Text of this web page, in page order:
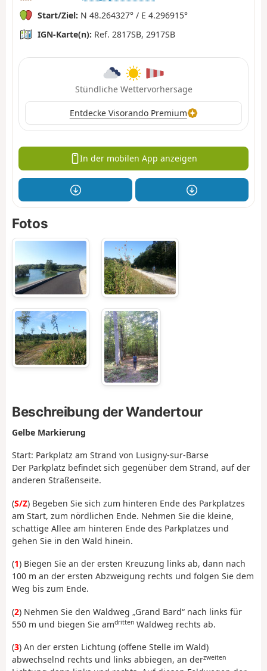
Start/Ziel: N 48.264327° / E 4.296915°
IGN-Karte(n): Ref. 2817SB, 2917SB
Stündliche Wettervorhersage
Entdecke Visorando Premium
In der mobilen App anzeigen
Fotos
Beschreibung der Wandertour
Gelbe Markierung
Start: Parkplatz am Strand von Lusigny-sur-Barse
Der Parkplatz befindet sich gegenüber dem Strand, auf der
anderen Straßenseite.
(S/Z) Begeben Sie sich zum hinteren Ende des Parkplatzes
am Start, zum nördlichen Ende. Nehmen Sie die kleine,
schattige Allee am hinteren Ende des Parkplatzes und
gehen Sie in den Wald hinein.
(1) Biegen Sie an der ersten Kreuzung links ab, dann nach
100 m an der ersten Abzweigung rechts und folgen Sie dem
Weg bis zum Ende.
(2) Nehmen Sie den Waldweg „Grand Bard“ nach links für
550 m und biegen Sie amdritten Waldweg rechts ab.
(3) An der ersten Lichtung (offene Stelle im Wald)
abwechselnd rechts und links abbiegen, an derzweiten